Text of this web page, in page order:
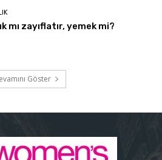
mı zayıflatır, yemek mi?
Göster